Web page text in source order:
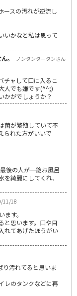
ースの汚れが逆流し
いかなと私は思って
。
ノンタンタータンさん
チャして口に入るこ
人でも嫌です(^^;)
かがでしょうか？
菌が繁殖していて不
られた方がいいで
後の人が一錠お風呂
綺麗にしてくれ、
11/18
す。
と思います。口や目
れてあげたほうがい
り汚れてると思いま
レのタンクなどに再